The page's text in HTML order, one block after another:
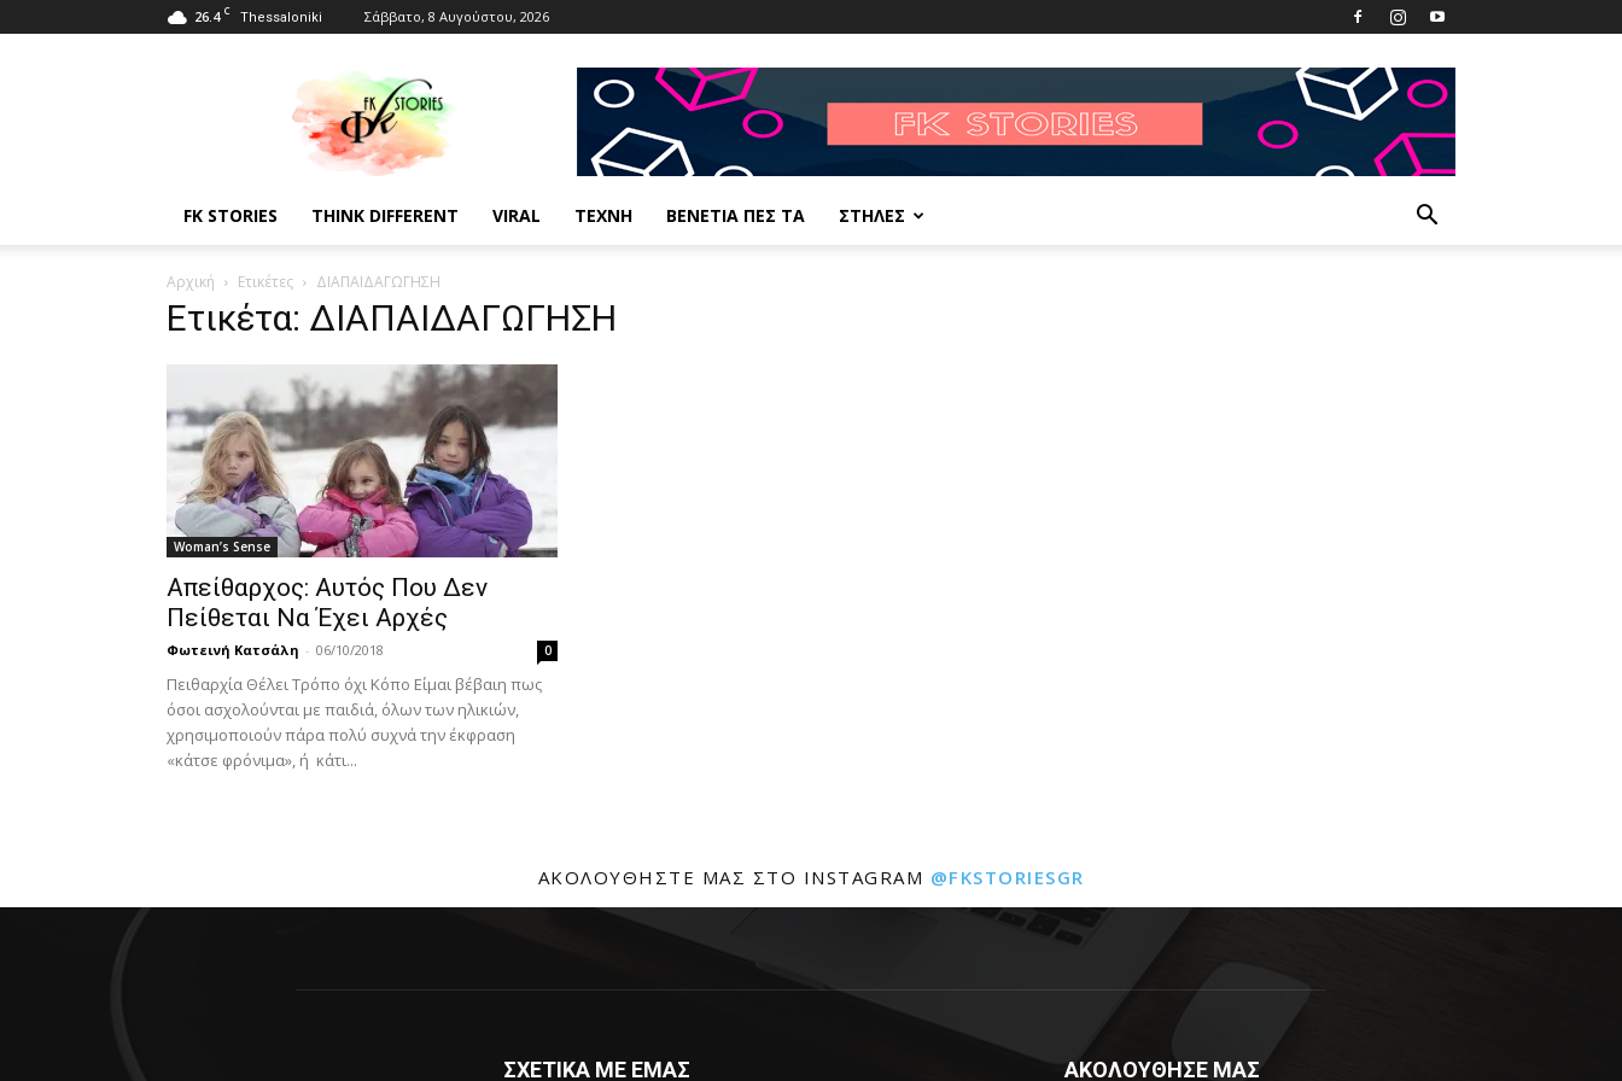
26.4 C Thessaloniki Σάββατο, 8 Αυγούστου, 2026
Fkstories
FK STORIES THINK DIFFERENT VIRAL ΤΕΧΝΗ ΒΕΝΕΤΙΑ ΠΕΣ ΤΑ ΣΤΗΛΕΣ
Αρχική Ετικέτες ΔΙΑΠΑΙΔΑΓΩΓΗΣΗ
Ετικέτα: ΔΙΑΠΑΙΔΑΓΩΓΗΣΗ
Woman’s Sense
Απείθαρχος: Αυτός Που Δεν
Πείθεται Να Έχει Αρχές
Φωτεινή Κατσάλη - 06/10/2018 0
Πειθαρχία Θέλει Τρόπο όχι Κόπο Είμαι βέβαιη πως
όσοι ασχολούνται με παιδιά, όλων των ηλικιών,
χρησιμοποιούν πάρα πολύ συχνά την έκφραση
«κάτσε φρόνιμα», ή κάτι...
ΑΚΟΛΟΥΘΉΣΤΕ ΜΑΣ ΣΤΟ INSTAGRAM @FKSTORIESGR
ΣΧΕΤΙΚΑ ΜΕ ΕΜΑΣ ΑΚΟΛΟΥΘΗΣΕ ΜΑΣ